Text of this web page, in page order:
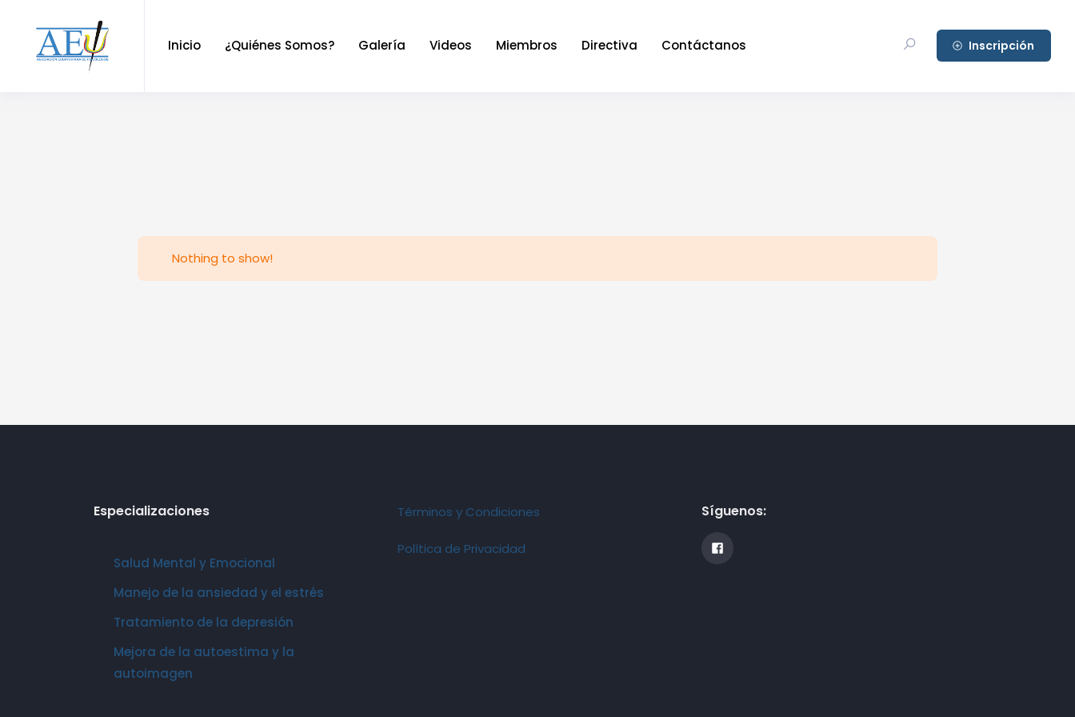
Inicio ¿Quiénes Somos? Galería Videos Miembros Directiva Contáctanos Inscripción
Nothing to show!
Especializaciones
Salud Mental y Emocional
Manejo de la ansiedad y el estrés
Tratamiento de la depresión
Mejora de la autoestima y la
autoimagen
Términos y Condiciones
Política de Privacidad
Síguenos: